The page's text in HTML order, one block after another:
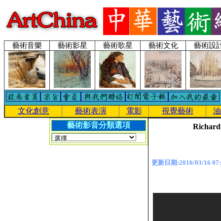
藝術音樂 藝術影星 藝術歌星 藝術文化 藝術設
文化創意 藝術表演 電影 視覺藝術
藝術影音分類選項
更新日期:2016/03/16